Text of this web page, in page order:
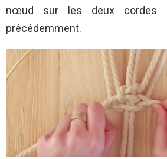
nœud sur les deux cordes
précédemment.